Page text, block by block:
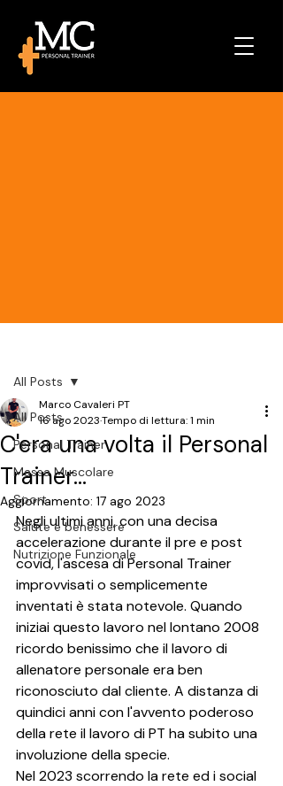
All Posts
Personal Trainer
Massa Muscolare
Sport
Salute e benessere
Nutrizione Funzionale
All Posts
C'era una volta il Personal
Trainer...
Marco Cavaleri PT
16 ago 2023Tempo di lettura: 1 min
Aggiornamento: 17 ago 2023
Negli ultimi anni, con una decisa
accelerazione durante il pre e post
covid, l'ascesa di Personal Trainer
improvvisati o semplicemente
inventati è stata notevole. Quando
iniziai questo lavoro nel lontano 2008
ricordo benissimo che il lavoro di
allenatore personale era ben
riconosciuto dal cliente. A distanza di
quindici anni con l'avvento poderoso
della rete il lavoro di PT ha subito una
involuzione della specie.
Nel 2023 scorrendo la rete ed i social